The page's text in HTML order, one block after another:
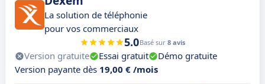
La solution de téléphonie
pour vos commerciaux
5.0Basé sur 8 avis
Version gratuite Essai gratuit
Démo gratuite
Version payante dès 19,00 € /mois